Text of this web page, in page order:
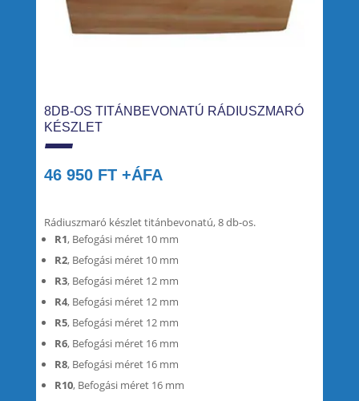
8DB-OS TITÁNBEVONATÚ RÁDIUSZMARÓ
KÉSZLET
46 950 FT +ÁFA
Rádiuszmaró készlet titánbevonatú, 8 db-os.
R1, Befogási méret 10 mm
R2, Befogási méret 10 mm
R3, Befogási méret 12 mm
R4, Befogási méret 12 mm
R5, Befogási méret 12 mm
R6, Befogási méret 16 mm
R8, Befogási méret 16 mm
R10, Befogási méret 16 mm